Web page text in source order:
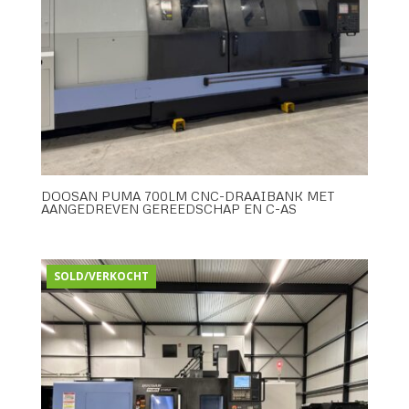
DOOSAN PUMA 700LM CNC-DRAAIBANK MET
AANGEDREVEN GEREEDSCHAP EN C-AS
SOLD/VERKOCHT